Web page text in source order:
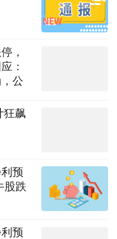
，
：
公
狂飙
预
股跌
预